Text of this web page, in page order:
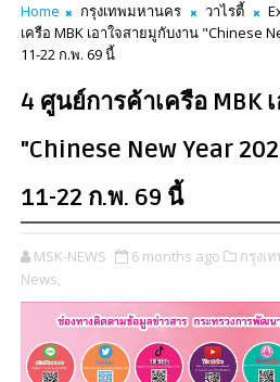
Home กรุงเทพมหานคร วาไรตี้
เครือ MBK เอาใจสายมูกับงาน "Chinese
11-22 ก.พ. 69 นี้
4 ศูนย์การค้าเครือ MBK
"Chinese New Year
11-22 ก.พ. 69 นี้
MSK-NEWS 6 months ago กรุงเ
News,